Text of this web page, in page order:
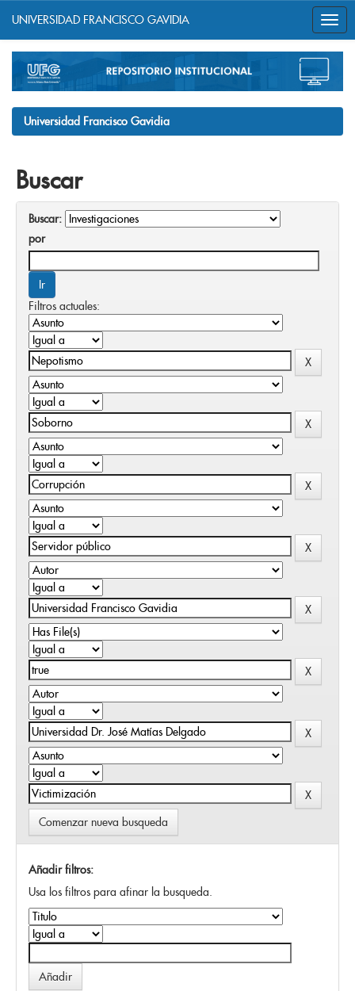
navigation
UNIVERSIDAD FRANCISCO GAVIDIA
Universidad Francisco Gavidia
Buscar
Buscar:
por
Filtros actuales:
Comenzar nueva busqueda
Añadir filtros:
Usa los filtros para afinar la busqueda.